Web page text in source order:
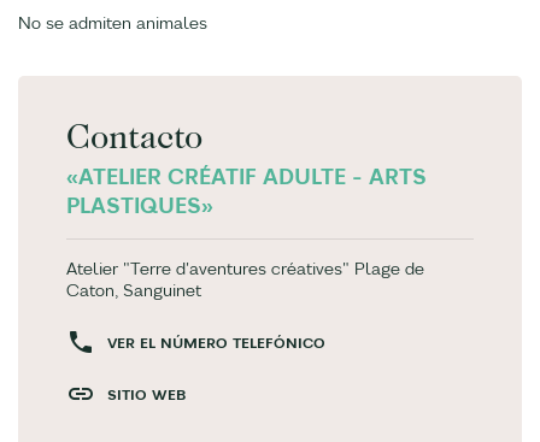
No se admiten animales
Contacto
«ATELIER CRÉATIF ADULTE - ARTS
PLASTIQUES»
Atelier "Terre d'aventures créatives" Plage de
Caton, Sanguinet
VER EL NÚMERO TELEFÓNICO
SITIO WEB